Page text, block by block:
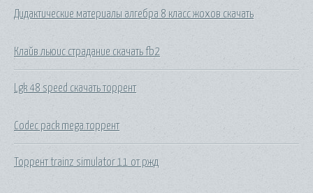
Дидактические материалы алгебра 8 класс жохов скачать
Клайв льюис страдание скачать fb2
Lgk 48 speed скачать торрент
Codec pack mega торрент
Торрент trainz simulator 11 от ржд